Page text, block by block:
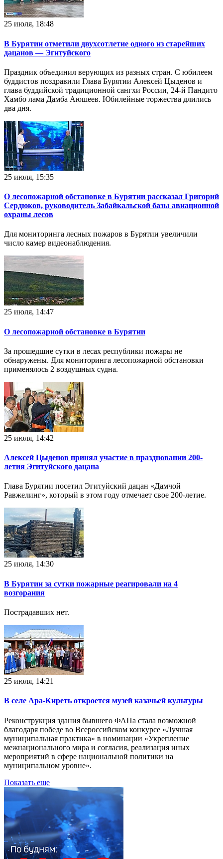
25 июля, 18:48
В Бурятии отметили двухсотлетие одного из старейших
дацанов — Эгитуйского
Праздник объединил верующих из разных стран. С юбилеем
буддистов поздравили Глава Бурятии Алексей Цыденов и
глава буддийской традиционной сангхи России, 24-й Пандито
Хамбо лама Дамба Аюшеев. Юбилейные торжества длились
два дня.
25 июля, 15:35
О лесопожарной обстановке в Бурятии рассказал Григорий
Сердюков, руководитель Забайкальской базы авиационной
охраны лесов
Для мониторинга лесных пожаров в Бурятии увеличили
число камер видеонаблюдения.
25 июля, 14:47
О лесопожарной обстановке в Бурятии
За прошедшие сутки в лесах республики пожары не
обнаружены. Для мониторинга лесопожарной обстановки
применялось 2 воздушных судна.
25 июля, 14:42
Алексей Цыденов принял участие в праздновании 200-
летия Эгитуйского дацана
Глава Бурятии посетил Эгитуйский дацан «Дамчой
Равжелинг», который в этом году отмечает свое 200-летие.
25 июля, 14:30
В Бурятии за сутки пожарные реагировали на 4
возгорания
Пострадавших нет.
25 июля, 14:21
В селе Ара-Киреть откроется музей казачьей культуры
Реконструкция здания бывшего ФАПа стала возможной
благодаря победе во Всероссийском конкурсе «Лучшая
муниципальная практика» в номинации «Укрепление
межнационального мира и согласия, реализация иных
мероприятий в сфере национальной политики на
муниципальном уровне».
Показать еще